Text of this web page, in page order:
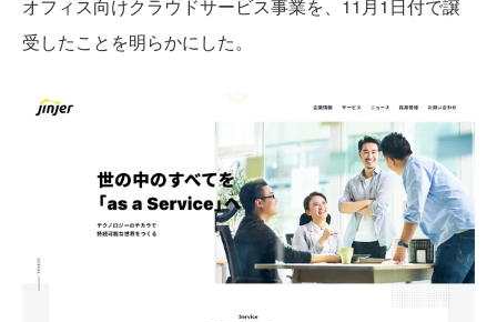
オフィス向けクラウドサービス事業を、11月1日付で譲
受したことを明らかにした。